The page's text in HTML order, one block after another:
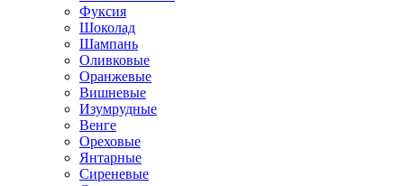
Фуксия
Шоколад
Шампань
Оливковые
Оранжевые
Вишневые
Изумрудные
Венге
Ореховые
Янтарные
Сиреневые